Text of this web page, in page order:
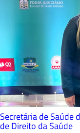
Secretária de Saúde
de Direito da Saúde